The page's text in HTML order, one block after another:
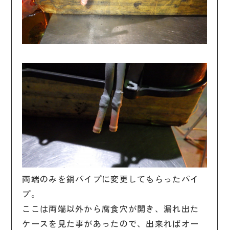
両端のみを銅パイプに変更してもらったパイ
プ。
ここは両端以外から腐食穴が開き、漏れ出た
ケースを見た事があったので、出来ればオー